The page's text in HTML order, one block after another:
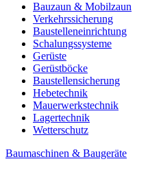
Bauzaun & Mobilzaun
Verkehrssicherung
Baustelleneinrichtung
Schalungssysteme
Gerüste
Gerüstböcke
Baustellensicherung
Hebetechnik
Mauerwerkstechnik
Lagertechnik
Wetterschutz
Baumaschinen & Baugeräte